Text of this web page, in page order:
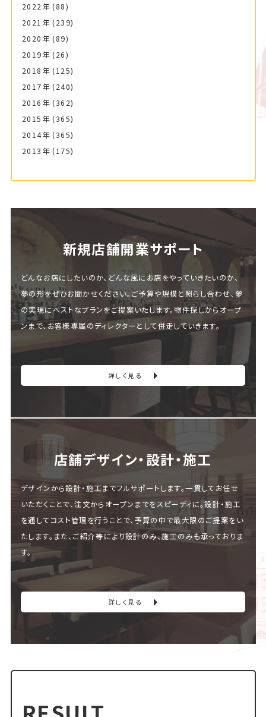
2022年 (88)
2021年 (239)
2020年 (89)
2019年 (26)
2018年 (125)
2017年 (240)
2016年 (362)
2015年 (365)
2014年 (365)
2013年 (175)
新規店舗開業サポート
どんなお店にしたいのか、どんな風にお店をやっていきたいのか、
夢の形をぜひお聞かせください。ご予算や規模と照らし合わせ、夢
の実現にベストなプランをご提案いたします。物件探しからオープ
ンまで、お客様専属のディレクターとして併走していきます。
詳しく見る
店舗デザイン・設計・施⼯
デザインから設計・施工までフルサポートします。一貫してお任せ
いただくことで、注文からオープンまでをスピーディに。設計・施工
を通してコスト管理を行うことで、予算の中で最大限のご提案をい
たします。また、ご紹介等により設計のみ、施工のみも承っておりま
す。
詳しく見る